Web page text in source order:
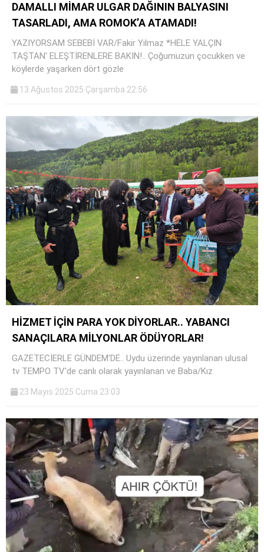
DAMALLI MİMAR ULGAR DAĞININ BALYASINI
TASARLADI, AMA ROMOK’A ATAMADI!
YAZIYORSAM SEBEBİ VAR/Fakir Yılmaz *HELE YALÇIN
TAŞTAN' ELEŞTİRENLERE BAKIN!.. Çoğumuzun çocukken ve
köylerde yaşarken dört gözle
13 Ağustos 2025 Çarşamba 22:56
HİZMET İÇİN PARA YOK DİYORLAR.. YABANCI
SANAÇILARA MİLYONLAR ÖDÜYORLAR!
GAZETECİERLE GÜNDEM'DE.. Uydu üzerinde yayınlanan ulusal
tv TEMPO TV'de canlı olarak yayınlanan ve Baba/Kız
23 Mayıs 2025 Cuma 23:03